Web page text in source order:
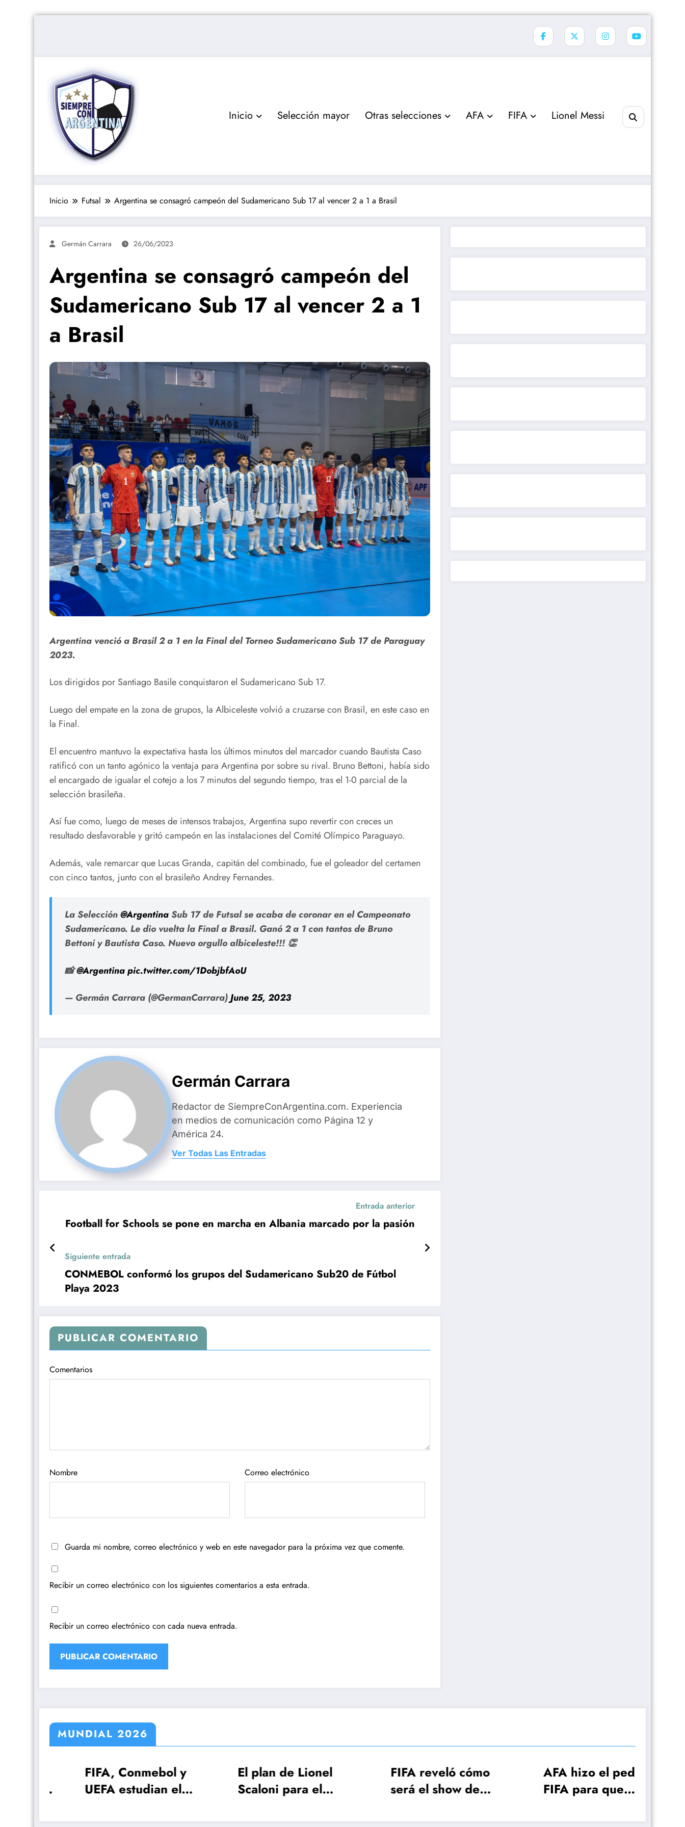
Inicio Selección mayor Otras selecciones AFA FIFA Lionel Messi
Inicio Futsal Argentina se consagró campeón del Sudamericano Sub 17 al vencer 2 a 1 a Brasil
Germán Carrara 26/06/2023
Argentina se consagró campeón del
Sudamericano Sub 17 al vencer 2 a 1
a Brasil
Argentina venció a Brasil 2 a 1 en la Final del Torneo Sudamericano Sub 17 de Paraguay
2023.
Los dirigidos por Santiago Basile conquistaron el Sudamericano Sub 17.
Luego del empate en la zona de grupos, la Albiceleste volvió a cruzarse con Brasil, en este caso en
la Final.
El encuentro mantuvo la expectativa hasta los últimos minutos del marcador cuando Bautista Caso
ratificó con un tanto agónico la ventaja para Argentina por sobre su rival. Bruno Bettoni, había sido
el encargado de igualar el cotejo a los 7 minutos del segundo tiempo, tras el 1-0 parcial de la
selección brasileña.
Así fue como, luego de me​ses de intensos trabajos, Argentina supo revertir con creces un
resultado desfavorable y gritó campeón en las instalaciones del Comité Olímpico Paraguayo.
Además, vale remarcar que Lucas Granda, capitán del combinado, fue el goleador del certamen
con cinco tantos, junto con el brasileño Andrey Fernandes.
La Selección@ArgentinaSub 17 de Futsal se acaba de coronar en el Campeonato
Sudamericano. Le dio vuelta la Final a Brasil. Ganó 2 a 1 con tantos de Bruno
Bettoni y Bautista Caso. Nuevo orgullo albiceleste!!! 👏
📸@Argentinapic.twitter.com/1DobjbfAoU
— Germán Carrara (@GermanCarrara)June 25, 2023
Germán Carrara
Redactor de SiempreConArgentina.com. Experiencia
en medios de comunicación como Página 12 y
América 24.
Ver Todas Las Entradas
Entrada anterior
Football for Schools se pone en marcha en Albania marcado por la pasión
Siguiente entrada
CONMEBOL conformó los grupos del Sudamericano Sub20 de Fútbol
Playa 2023
PUBLICAR COMENTARIO
Comentarios
Nombre Correo electrónico
Guarda mi nombre, correo electrónico y web en este navegador para la próxima vez que comente.
Recibir un correo electrónico con los siguientes comentarios a esta entrada.
Recibir un correo electrónico con cada nueva entrada.
MUNDIAL 2026
FIFA, Conmebol y
UEFA estudian el
¡64 selecciones!
El plan de Lionel
Scaloni para el
26 jugadores
FIFA reveló cómo
será el show de
del Mundo
AFA hizo el pedido a
FIFA para que
jugar la primera